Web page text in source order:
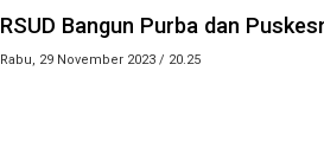
RSUD Bangun Purba dan
Rabu, 29 November 2023 / 20.25